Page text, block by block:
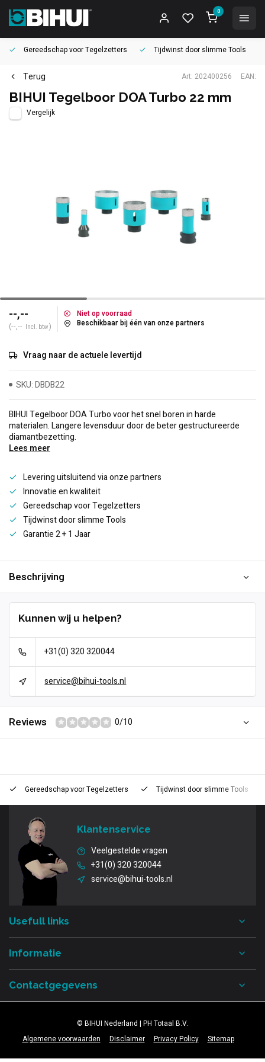
0
Gereedschap voorTegelzetters Tijdwinst door slimme Tools
Terug Art: 202400256 EAN:
BIHUI Tegelboor DOA Turbo 22 mm
Vergelijk
--,--
(--,-- Incl. btw)
Niet op voorraad
Beschikbaar bij één van onze partners
Vraag naar de actuele levertijd
SKU: DBDB22
BIHUI Tegelboor DOA Turbo voor het snel boren in harde
materialen. Langere levensduur door de beter gestructureerde
diamantbezetting.
Lees meer
Levering uitsluitend via onze partners
Innovatie en kwaliteit
Gereedschap voor Tegelzetters
Tijdwinst door slimme Tools
Garantie 2 + 1 Jaar
Beschrijving
Kunnen wij u helpen?
+31(0) 320 320044
service@bihui-tools.nl
Reviews 0/10
Gereedschap voorTegelzetters Tijdwinst door slimme Tools
Klantenservice
Veelgestelde vragen
+31(0) 320 320044
service@bihui-tools.nl
Usefull links
Informatie
Contactgegevens
Algemene voorwaarden Disclaimer Privacy Policy Sitemap
© BIHUI Nederland | PH Totaal B.V.